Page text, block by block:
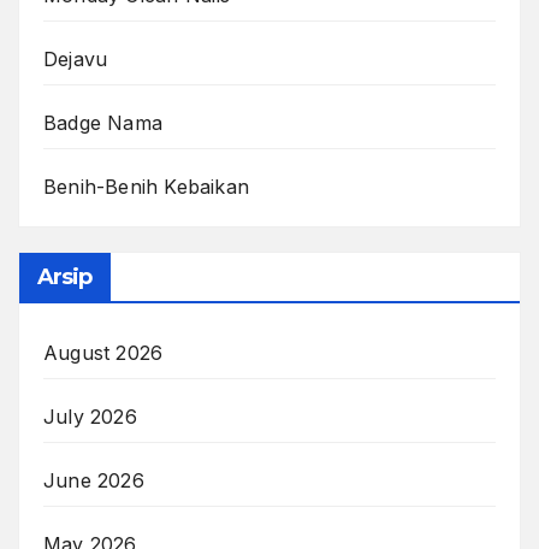
Dejavu
Badge Nama
Benih-Benih Kebaikan
Arsip
August 2026
July 2026
June 2026